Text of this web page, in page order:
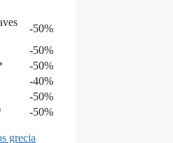
-50%
-50%
-50%
-40%
-50%
-50%